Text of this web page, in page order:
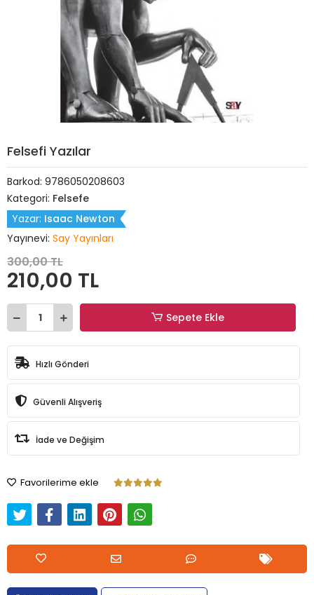
Felsefi Yazılar
Barkod: 9786050208603
Kategori: Felsefe
Yazar: Isaac Newton
Yayınevi: Say Yayınları
300,00 TL
210,00 TL
Sepete Ekle
Hızlı Gönderi
Güvenli Alışveriş
İade ve Değişim
Favorilerime ekle